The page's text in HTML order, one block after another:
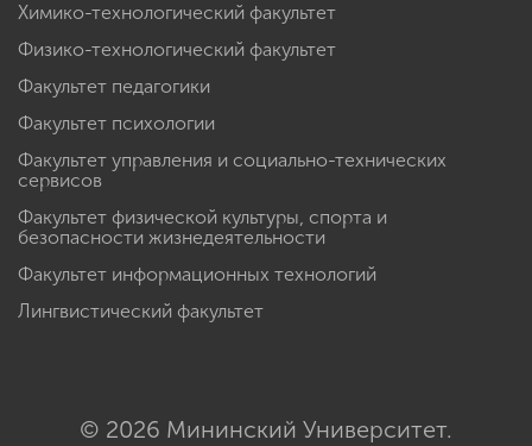
Химико-технологический факультет
Физико-технологический факультет
Факультет педагогики
Факультет психологии
Факультет управления и социально-технических
сервисов
Факультет физической культуры, спорта и
безопасности жизнедеятельности
Факультет информационных технологий
Лингвистический факультет
© 2026 Мининский Университет.